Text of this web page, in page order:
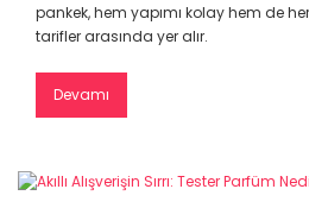
pankek, hem yapımı kolay hem de
tarifler arasında yer alır.
Devamı